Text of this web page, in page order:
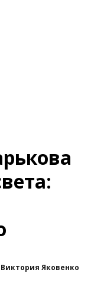
Виктория Яковенко